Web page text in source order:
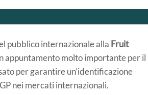
pubblico internazionale alla Fruit
appuntamento molto importante per il
per garantire un’identificazione
nei mercati internazionali.